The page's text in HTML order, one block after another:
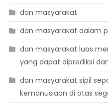
dan masyarakat
dan masyarakat dalam
dan masyarakat luas
yang dapat diprediksi
dan masyarakat sipil
kemanusiaan di atas